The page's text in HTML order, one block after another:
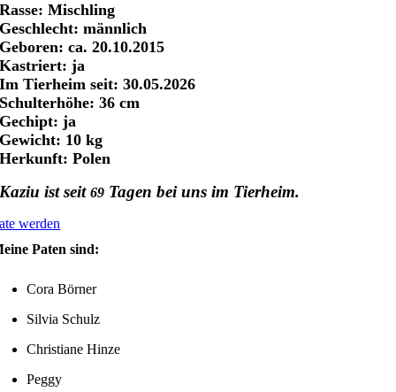
Rasse: Mischling
Geschlecht: männlich
Geboren: ca. 20.10.2015
Kastriert: ja
Im Tierheim seit: 30.05.2026
Schulterhöhe: 36 cm
Gechipt: ja
Gewicht: 10 kg
Herkunft: Polen
Kaziu ist seit69 Tagen bei uns im Tierheim.
werden
Paten sind:
Cora Börner
Silvia Schulz
Christiane Hinze
Peggy